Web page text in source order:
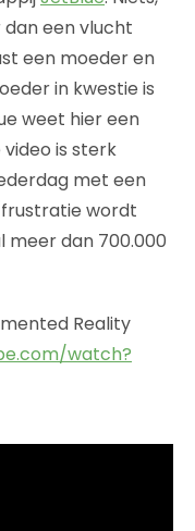
een vlucht
een moeder en
in kwestie is
weet hier een
is sterk
met een
wordt
meer dan 700.000
Reality
watch?